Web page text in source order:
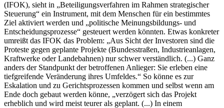
(IFOK), sieht in „Beteiligungsverfahren im Rahmen strategischer
Steuerung“ ein Instrument, mit dem Menschen für ein bestimmtes
Ziel aktiviert werden und „politische Meinungsbildungs- und
Entscheidungsprozesse“ gesteuert werden könnten. Etwas konkreter
umreißt das IFOK das Problem: „Aus Sicht der Investoren sind die
Proteste gegen geplante Projekte (Bundesstraßen, Industrieanlagen,
Kraftwerke oder Landebahnen) nur schwer verständlich. (...) Ganz
anders der Standpunkt der betroffenen Anlieger: Sie erleben eine
tiefgreifende Veränderung ihres Umfeldes.“ So könne es zur
Eskalation und zu Gerichtsprozessen kommen und selbst wenn am
Ende doch gebaut werden könne, „verzögert sich das Projekt
erheblich und wird meist teurer als geplant. (...) In einem